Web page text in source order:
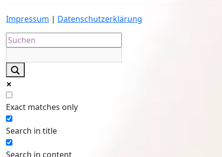
Impressum | Datenschutzerklärung
Exact matches only
Search in title
Search in content